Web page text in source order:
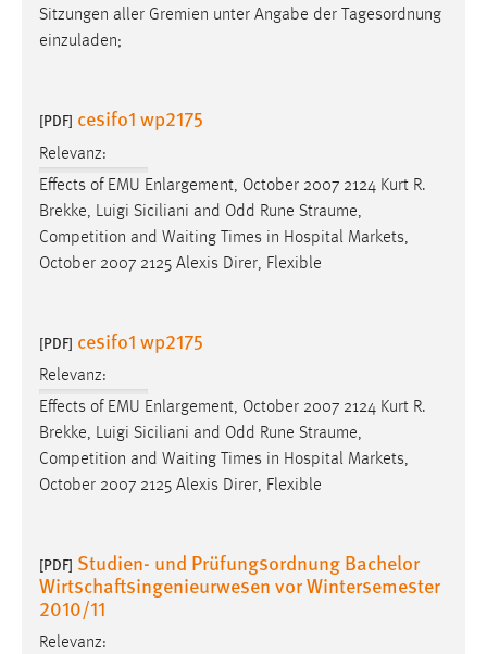
Sitzungen aller Gremien unter Angabe der Tagesordnung
einzuladen;
[PDF] cesifo1 wp2175
Relevanz:
Effects of EMU Enlargement, October 2007 2124 Kurt R.
Brekke, Luigi Siciliani and Odd Rune Straume,
Competition and Waiting Times in Hospital Markets,
October 2007 2125 Alexis Direr, Flexible
[PDF] cesifo1 wp2175
Relevanz:
Effects of EMU Enlargement, October 2007 2124 Kurt R.
Brekke, Luigi Siciliani and Odd Rune Straume,
Competition and Waiting Times in Hospital Markets,
October 2007 2125 Alexis Direr, Flexible
[PDF] Studien- und Prüfungsordnung Bachelor
Wirtschaftsingenieurwesen vor Wintersemester
2010/11
Relevanz:
Zweck:
Das Cookie speichert die gewählte Sprache der Website.
Chat
Name:
MibewSessionID, MIBEW_UserID, mibew_locale, mibew-
chat-frame-style-5e9dbeb1811c0446
Cookie Laufzeit:
MibewSessionID, mibew-chat-frame-style-
5e9dbeb1811c0446 = Sitzungslaufzeit, mibew_locale = 3
Jahre, MIBEW_UserID = 1 Jahr
Login
fe_user, be_user, be_lastLoginProvider
Zweck:
Dieser Cookie ist notwendig um sich an der Website
einloggen zu können.